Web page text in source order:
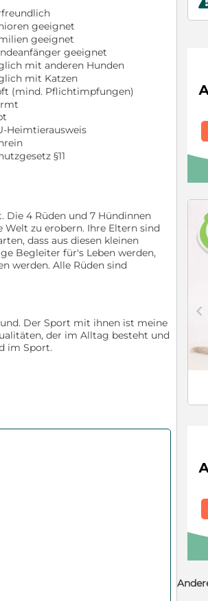
c
geeignet
geeignet
geeignet
mit anderen Hunden
mit Katzen
(mind. Pflichtimpfungen)
Heimtierausweis
§11
Die 4 Rüden und 7 Hündinnen
zu erobern. Ihre Eltern sind
dass aus diesen kleinen
Begleiter für's Leben werden,
werden. Alle Rüden sind
Der Sport mit ihnen ist meine
der im Alltag besteht und
im Sport.